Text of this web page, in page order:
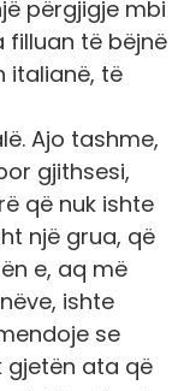
përgjigje mbi
filluan të bëjnë
italianë, të
Ajo tashme,
gjithsesi,
që nuk ishte
një grua, që
e, aq më
ishte
se
gjetën ata që